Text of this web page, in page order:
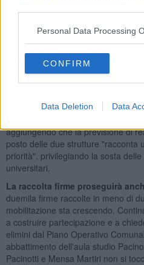
Personal Data Processing
CONFIRM
Data Deletion Data
ormai evidente: gli spazi
vengono progressivamente
comunicato viene sottolineato
invece puntare su luoghi destinati
costruzione di relazioni.
Sacco ha ricordato che l'aula
studenti. "Metterne in discussione
aggiungendo che la previsione di
posto delle due strutture "racconta
priorità", privilegiando la sosta
universitari.
La raccolta firme proseguirà
duemila firme raccolte in meno di
mobilitazione sta crescendo.
a costruire partecipazione e a
elimini dal Piano Operativo
abbattimento dell'aula studio
Pacinotti e Mensa Martiri non si